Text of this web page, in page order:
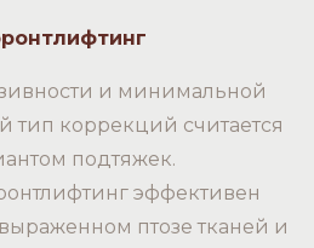
и минимальной
тип коррекций считается
подтяжек.
эффективен
птозе тканей и